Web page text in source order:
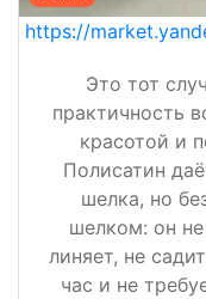
https://
Это тот
практичность
красотой и
Полисатин
шелка, но
шелком: он
линяет, не
час и не